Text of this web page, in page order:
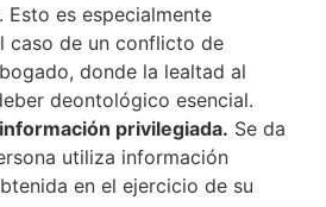
Esto es especialmente
caso de un conflicto de
donde la lealtad al
deontológico esencial.
privilegiada. Se da
utiliza información
en el ejercicio de su